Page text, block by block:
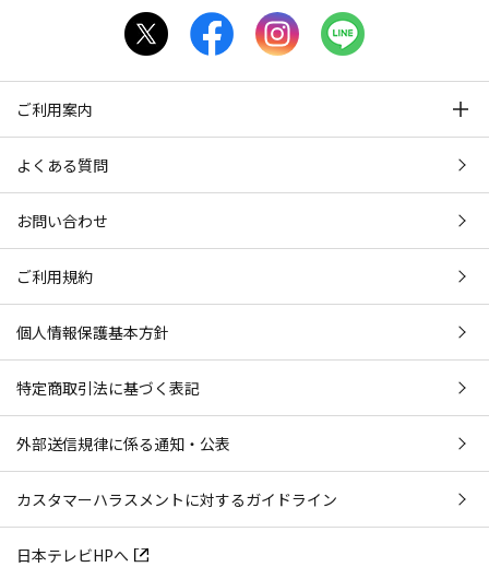
ご利用案内
よくある質問
お問い合わせ
ご利用規約
個人情報保護基本方針
特定商取引法に基づく表記
外部送信規律に係る通知・公表
カスタマーハラスメントに対するガイドライン
日本テレビHPへ